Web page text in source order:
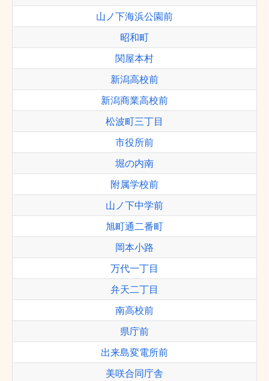
山ノ下海浜公園前
昭和町
関屋本村
新潟高校前
新潟商業高校前
松波町三丁目
市役所前
堀の内南
附属学校前
山ノ下中学前
旭町通二番町
岡本小路
万代一丁目
弁天二丁目
南高校前
県庁前
出来島変電所前
美咲合同庁舎